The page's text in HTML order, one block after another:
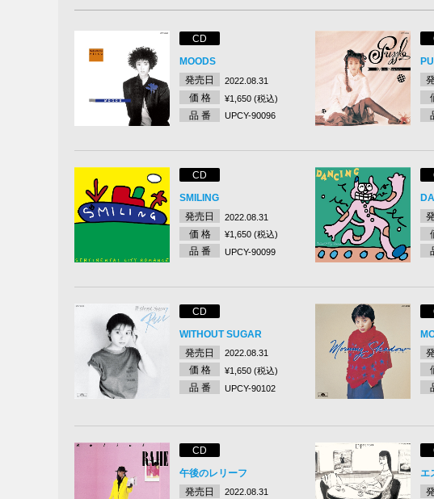
CD
MOODS
発売日
2022.08.31
価 格 ¥1,650 (税込)
品 番 UPCY-90096
CD
SMILING
発売日
2022.08.31
価 格 ¥1,650 (税込)
品 番 UPCY-90099
CD
WITHOUT SUGAR
発売日
2022.08.31
価 格 ¥1,650 (税込)
品 番 UPCY-90102
CD
午後のレリーフ
発売日
2022.08.31
エ